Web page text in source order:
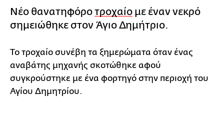
Νέο θανατηφόροτροχαίο με έναν νεκρό
σημειώθηκε στον Άγιο Δημήτριο.
Το τροχαίο συνέβη τα ξημερώματα όταν ένας
αναβάτης μηχανής σκοτώθηκε αφού
συγκρούστηκε με ένα φορτηγό στην περιοχή του
Αγίου Δημητρίου.